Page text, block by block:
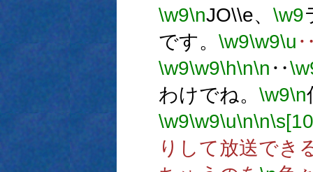
\w9\nJO\\e、 \w9
です。 \w9\w9\u
\w9\w9\h\n\n ‥
わけでね。 \w9\n
\w9\w9\u\n\n
りして放送でき